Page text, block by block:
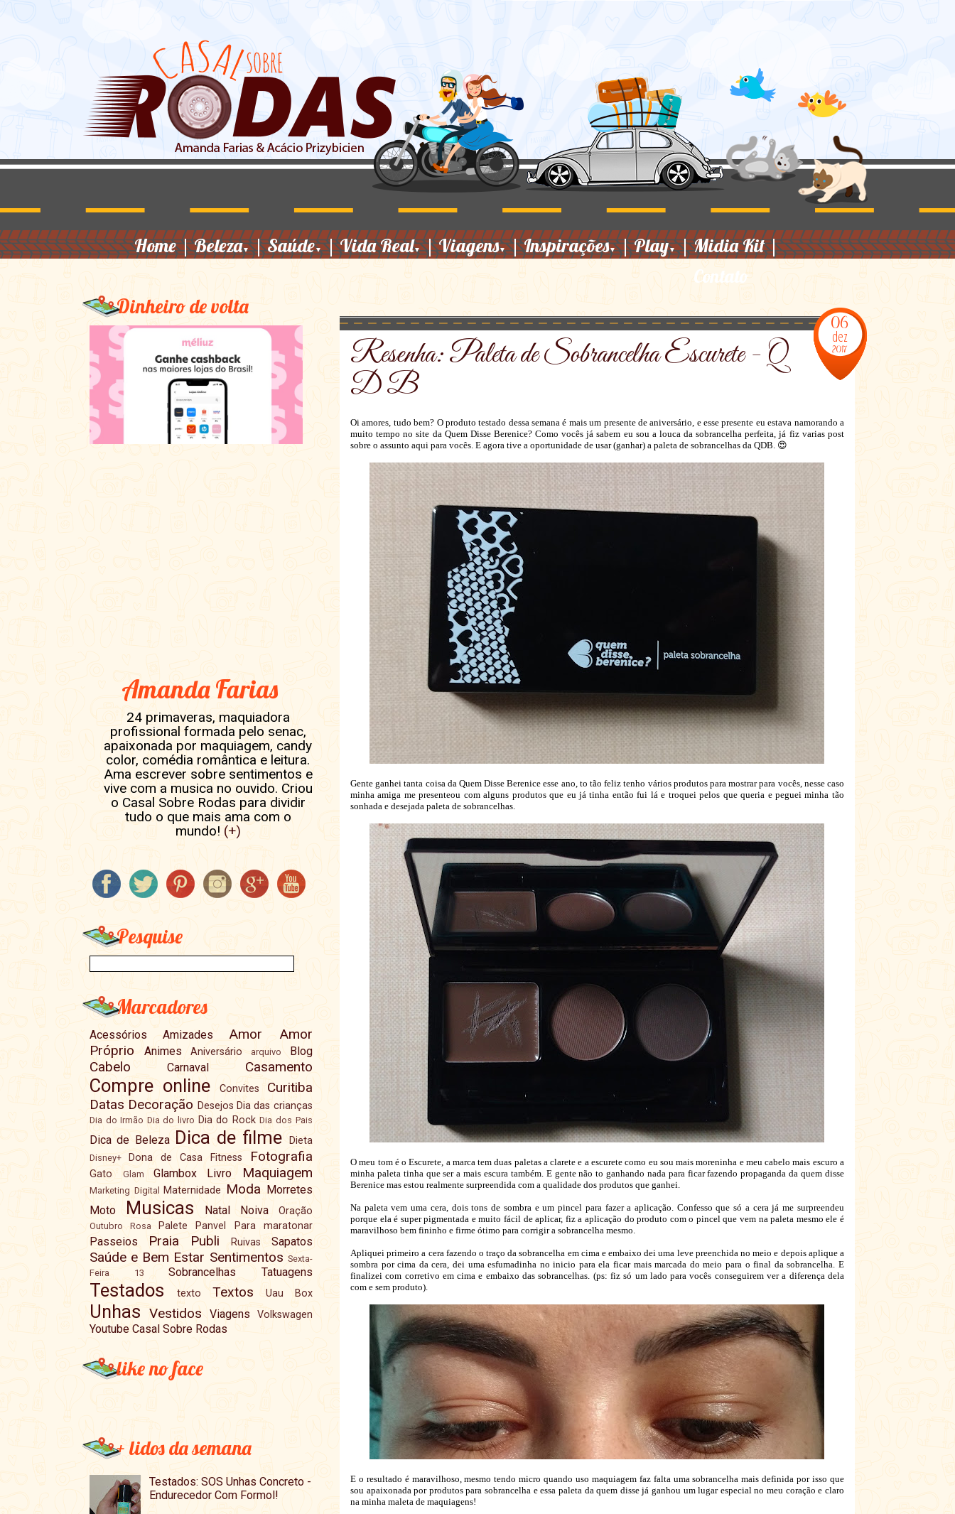
Home|Beleza▼ |Saúde▼ |Vida Real▼ |Viagens▼ |Inspirações▼ |Play▼ |Midia Kit|
Contato
06
dez
2017
Resenha: Paleta de Sobrancelha Escurete - Q
D B
Oi amores, tudo bem? O produto testado dessa semana é mais um presente de aniversário, e esse presente eu estava namorando a
muito tempo no site da Quem Disse Berenice? Como vocês já sabem eu sou a louca da sobrancelha perfeita, já fiz varias post
sobre o assunto aqui para vocês. E agora tive a oportunidade de usar (ganhar) a paleta de sobrancelhas da QDB. 😍
Gente ganhei tanta coisa da Quem Disse Berenice esse ano, to tão feliz tenho vários produtos para mostrar para vocês, nesse caso
minha amiga me presenteou com alguns produtos que eu já tinha então fui lá e troquei pelos que queria e peguei minha tão
sonhada e desejada paleta de sobrancelhas.
O meu tom é o Escurete, a marca tem duas paletas a clarete e a escurete como eu sou mais moreninha e meu cabelo mais escuro a
minha paleta tinha que ser a mais escura também. E gente não to ganhando nada para ficar fazendo propaganda da quem disse
Berenice mas estou realmente surpreendida com a qualidade dos produtos que ganhei.
Na paleta vem uma cera, dois tons de sombra e um pincel para fazer a aplicação. Confesso que só a cera já me surpreendeu
porque ela é super pigmentada e muito fácil de aplicar, fiz a aplicação do produto com o pincel que vem na paleta mesmo ele é
maravilhoso bem fininho e firme ótimo para corrigir a sobrancelha mesmo.
Apliquei primeiro a cera fazendo o traço da sobrancelha em cima e embaixo dei uma leve preenchida no meio e depois aplique a
sombra por cima da cera, dei uma esfumadinha no inicio para ela ficar mais marcada do meio para o final da sobrancelha. E
finalizei com corretivo em cima e embaixo das sobrancelhas. (ps: fiz só um lado para vocês conseguirem ver a diferença dela
com e sem produto).
E o resultado é maravilhoso, mesmo tendo micro quando uso maquiagem faz falta uma sobrancelha mais definida por isso que
sou apaixonada por produtos para sobrancelha e essa paleta da quem disse já ganhou um lugar especial no meu coração e claro
na minha maleta de maquiagens!
Dinheiro de volta
Amanda Farias
24 primaveras, maquiadora
profissional formada pelo senac,
apaixonada por maquiagem, candy
color, comédia romântica e leitura.
Ama escrever sobre sentimentos e
vive com a musica no ouvido. Criou
o Casal Sobre Rodas para dividir
tudo o que mais ama com o
mundo! (+)
Pesquise
Marcadores
Acessórios Amizades Amor
Amor
Próprio
Animes Aniversário arquivo Blog
Cabelo Carnaval Casamento
Compre online Convites
Curitiba
Datas Decoração Desejos Dia das crianças
Dia do Irmão Dia do livro Dia do Rock Dia dos Pais
Dica de Beleza Dica de filme Dieta
Disney+ Dona de Casa Fitness Fotografia
Gato Glam Glambox Livro Maquiagem
Marketing Digital Maternidade Moda Morretes
Moto
Musicas Natal Noiva Oração
Outubro Rosa Palete Panvel Para maratonar
Passeios Praia Publi Ruivas Sapatos
Saúde e Bem Estar Sentimentos Sexta-
Feira 13
Sobrancelhas Tatuagens
Testados texto Textos Uau Box
Unhas Vestidos Viagens Volkswagen
Youtube Casal Sobre Rodas
like no face
+ lidos da semana
Testados: SOS Unhas Concreto -
Endurecedor Com Formol!